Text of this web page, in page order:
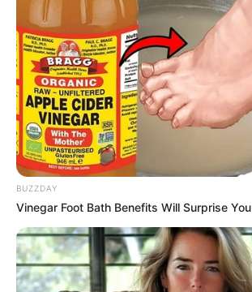
BUZZDAY
Vinegar Foot Bath Benefits Will Surprise You